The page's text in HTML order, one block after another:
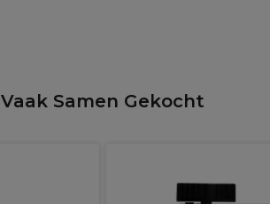
Vaak Samen Gekocht